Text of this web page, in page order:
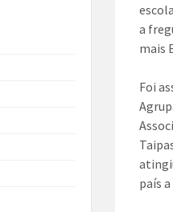
a
mais
Foi
país